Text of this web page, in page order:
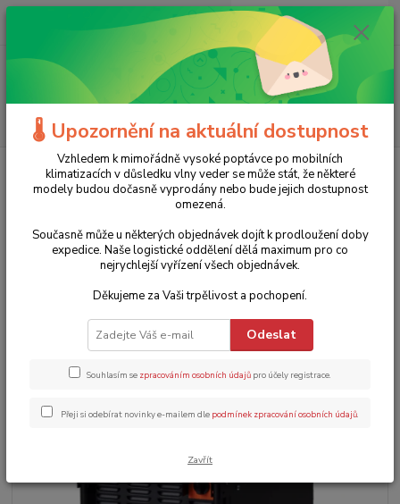
(Po-Ne, 8-20 hod.)
ks
0 Kč
Stavební nářadí Odvlhčovače vzduchu
Profesionální
průmyslový odvlhčovač WCD3 Pro Woods - 24h/25,5l
Profesionální průmyslový
odvlhčovač WCD3 Pro Woods -
24h/25,5l
🌡️ Upozornění na aktuální dostupnost
Vzhledem k mimořádně vysoké poptávce po mobilních
klimatizacích v důsledku vlny veder se může stát, že některé
modely budou dočasně vyprodány nebo bude jejich dostupnost
omezená.
Současně může u některých objednávek dojít k prodloužení doby
expedice. Naše logistické oddělení dělá maximum pro co
nejrychlejší vyřízení všech objednávek.
Děkujeme za Vaši trpělivost a pochopení.
Odeslat
Souhlasím se zpracováním osobních údajů pro účely registrace.
Přeji si odebírat novinky e-mailem dle podmínek zpracování osobních údajů
Zavřít